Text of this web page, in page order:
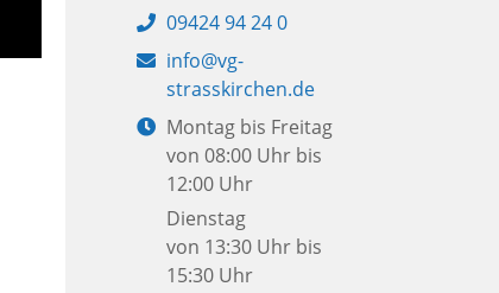
Telefon:
09424 94 24 0
E-
Mail:
info@vg-
strasskirchen.de
Öffnungszeiten:
Montag bis Freitag
von 08:00 Uhr bis
12:00 Uhr
Dienstag
von 13:30 Uhr bis
15:30 Uhr